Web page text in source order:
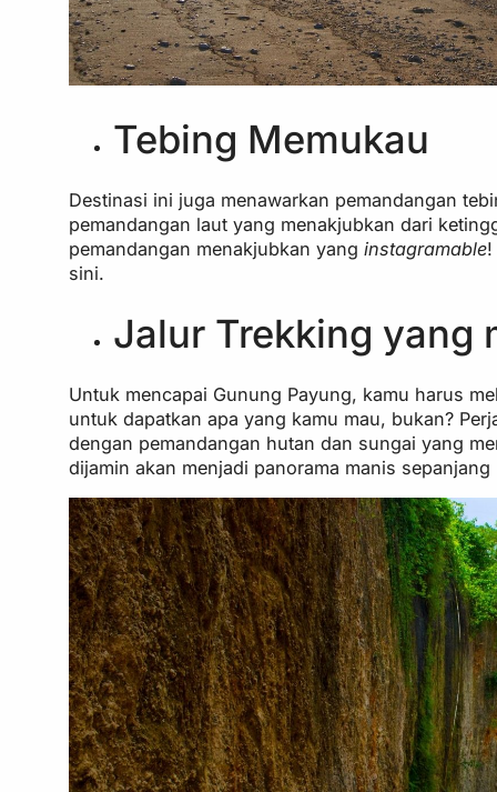
Tebing Memukau
Destinasi ini juga menawarkan pemandangan
pemandangan laut yang menakjubkan dari
pemandangan menakjubkan yanginstagramable!
sini.
Jalur Trekking yang
Untuk mencapai Gunung Payung, kamu harus
untuk dapatkan apa yang kamu mau, bukan?
dengan pemandangan hutan dan sungai yang
dijamin akan menjadi panorama manis sepanjang